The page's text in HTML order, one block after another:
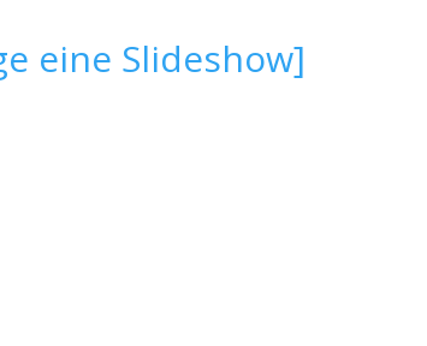
eine Slideshow]